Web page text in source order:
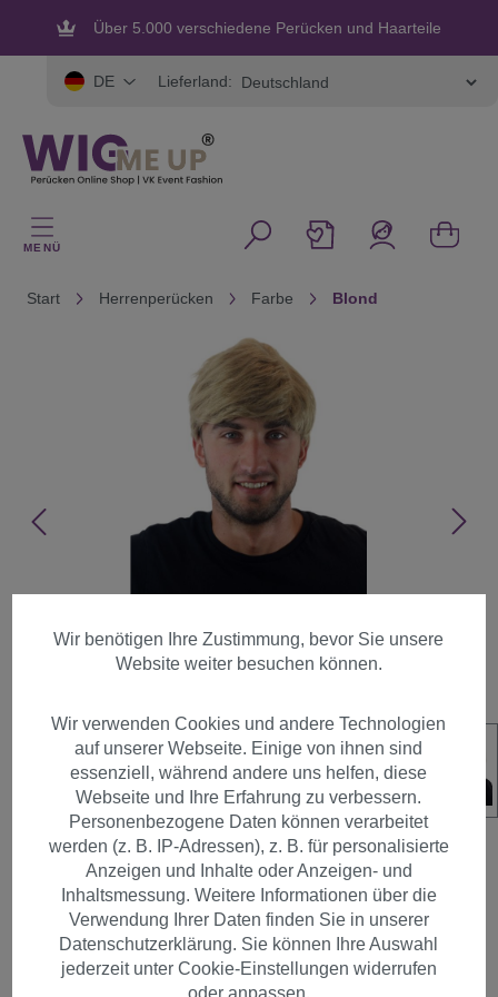
springenÜber 5.000 verschiedene Perücken und Haarteile
Flexible und sichere Zahlung
DE Lieferland:
MENÜ
Start Herrenperücken Farbe Blond
Herren Perücke Kurz
Jugendlich Lässig Modisch
Dunkelblond Blond GFW1168-
Wir benötigen Ihre Zustimmung, bevor Sie unsere
Website weiter besuchen können.
Wir verwenden Cookies und andere Technologien
auf unserer Webseite. Einige von ihnen sind
essenziell, während andere uns helfen, diese
Webseite und Ihre Erfahrung zu verbessern.
Personenbezogene Daten können verarbeitet
werden (z. B. IP-Adressen), z. B. für personalisierte
Anzeigen und Inhalte oder Anzeigen- und
Inhaltsmessung. Weitere Informationen über die
Verwendung Ihrer Daten finden Sie in unserer
Datenschutzerklärung. Sie können Ihre Auswahl
jederzeit unter Cookie-Einstellungen widerrufen
oder anpassen.